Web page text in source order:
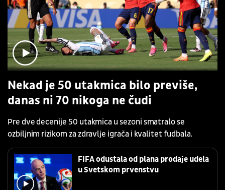
Nekad je 50 utakmica bilo previše,
danas ni 70 nikoga ne čudi
Pre dve decenije 50 utakmica u sezoni smatralo se
ozbiljnim rizikom za zdravlje igrača i kvalitet fudbala.
FIFA odustala od plana prodaje udela
u Svetskom prvenstvu